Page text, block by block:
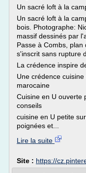
Un sacré loft à la
Un sacré loft à la
bois. Photographe:
massif dessinés par
Passe à Combs,
s'inscrit sans rupture
La crédence inspire
Une crédence
marocaine
Cuisine en U ouverte
conseils
cuisine en U petite
poignées et...
Lire la suite
Site : https://